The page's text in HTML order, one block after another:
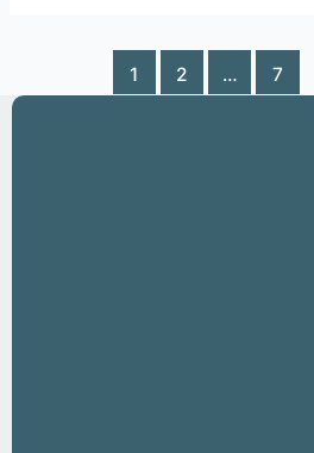
1 2 … 7